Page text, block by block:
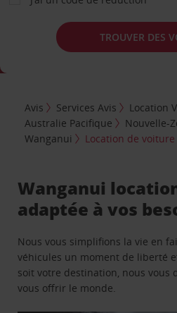
TROUVER DES
Avis Services Avis
Location
Australie Pacifique
Nouvelle-
Wanganui
Location de
Wanganui
adaptée à vos
Nous vous simplifions la vie en
véhicules un moment de liberté
soit votre destination, nous vous
vous offrir le monde.